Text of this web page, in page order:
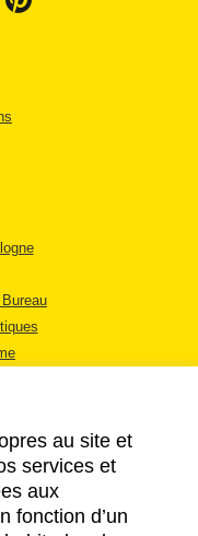
au site et
services et
aux
fonction d’un